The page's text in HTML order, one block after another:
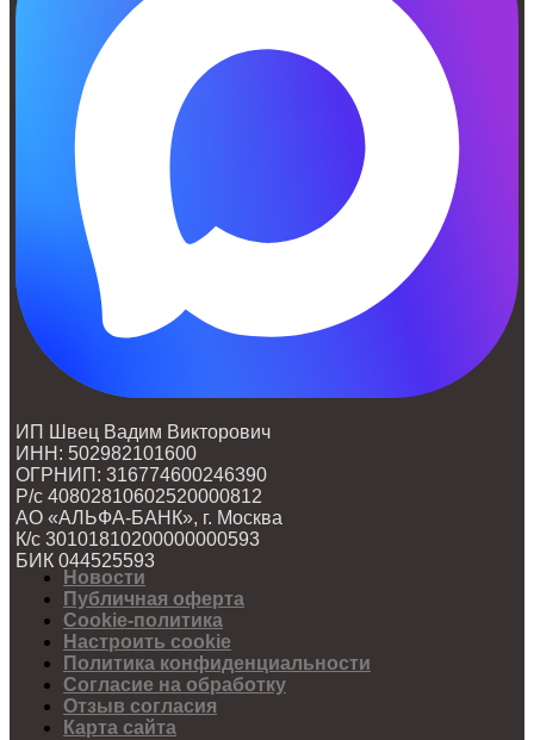
ИП Швец Вадим Викторович
ИНН: 502982101600
ОГРНИП: 316774600246390
Р/с 40802810602520000812
АО «АЛЬФА-БАНК», г. Москва
К/с 30101810200000000593
БИК 044525593
Новости
Публичная оферта
Cookie-политика
Настроить cookie
Политика конфиденциальности
Согласие на обработку
Отзыв согласия
Карта сайта